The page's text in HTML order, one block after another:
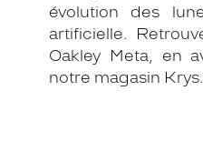
évolution des
artificielle.
Oakley Meta, en
notre magasin Krys.